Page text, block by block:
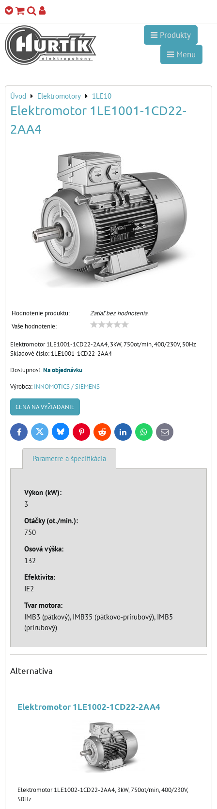
Produkty
Menu
Úvod Elektromotory 1LE10
Elektromotor 1LE1001-1CD22-
2AA4
Hodnotenie produktu:
Zatiaľ bez hodnotenia.
Vaše hodnotenie:
Elektromotor 1LE1001-1CD22-2AA4, 3kW, 750ot/min, 400/230V, 50Hz
Skladové číslo: 1LE1001-1CD22-2AA4
Dostupnosť:Na objednávku
Výrobca: INNOMOTICS / SIEMENS
CENA NA VYŽIADANIE
FacebookTwitter BlueskyPinterestReddit LinkedInWhatsApp
E-
mail
Parametre a špecifikácia
Výkon (kW):
3
Otáčky (ot./min.):
750
Osová výška:
132
Efektivita:
IE2
Tvar motora:
IMB3 (pätkový), IMB35 (pätkovo-prírubový), IMB5
(prírubový)
Alternatíva
Elektromotor 1LE1002-1CD22-2AA4
Elektromotor 1LE1002-1CD22-2AA4, 3kW, 750ot/min, 400/230V,
50Hz